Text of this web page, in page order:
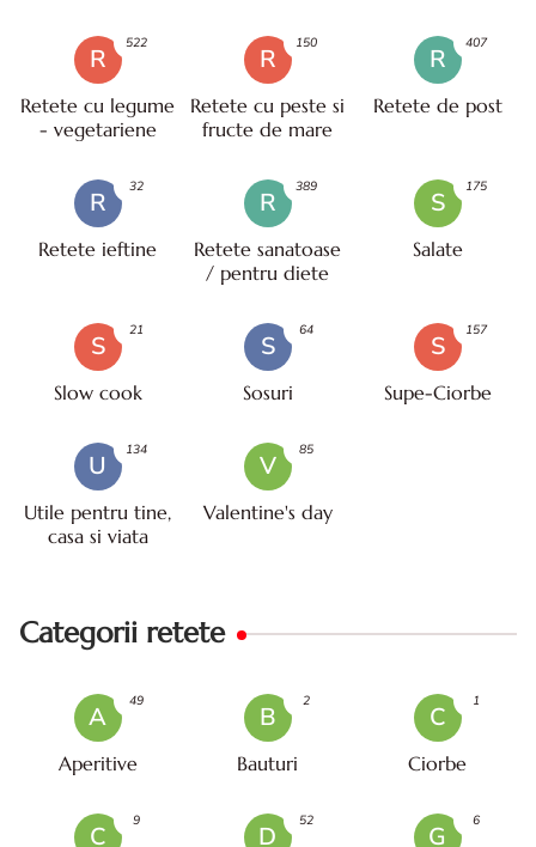
R
Retete cu legume
- vegetariene
522
R
Retete cu peste si
fructe de mare
150
R
Retete de post
407
R
Retete ieftine
32
R
Retete sanatoase
/ pentru diete
389
S
Salate
175
S
Slow cook
21
S
Sosuri
64
S
Supe-Ciorbe
157
U
Utile pentru tine,
casa si viata
134
V
Valentine's day
85
Categorii retete
A
Aperitive
49
B
Bauturi
2
C
Ciorbe
1
C
9
D
52
G
6